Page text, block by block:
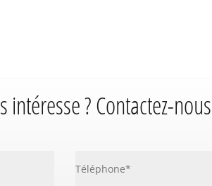
intéresse ? Contactez-